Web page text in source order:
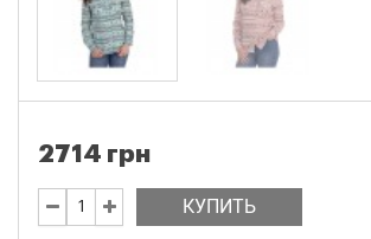
КУПИТЬ
2714 грн